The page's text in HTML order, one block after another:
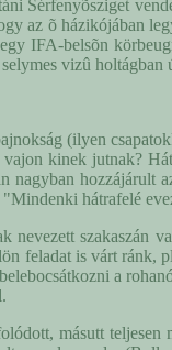
Sérfenyõsziget
az õ házikójában
IFA-belsõn
vizû
(ilyen
kinek jutnak?
nagyban
hátrafelé
szakaszán
feladat is várt ránk,
a
másutt